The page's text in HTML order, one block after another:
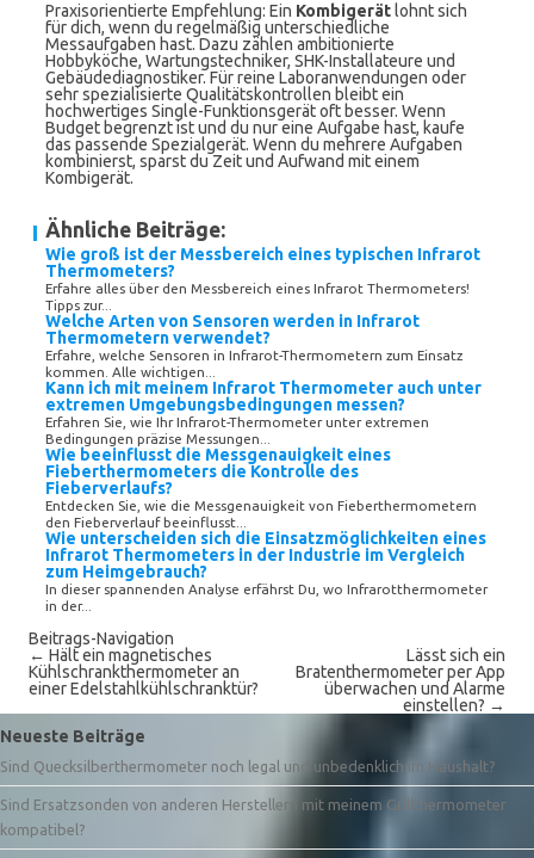
Praxisorientierte Empfehlung: Ein Kombigerät lohnt sich
für dich, wenn du regelmäßig unterschiedliche
Messaufgaben hast. Dazu zählen ambitionierte
Hobbyköche, Wartungstechniker, SHK-Installateure und
Gebäudediagnostiker. Für reine Laboranwendungen oder
sehr spezialisierte Qualitätskontrollen bleibt ein
hochwertiges Single-Funktionsgerät oft besser. Wenn
Budget begrenzt ist und du nur eine Aufgabe hast, kaufe
das passende Spezialgerät. Wenn du mehrere Aufgaben
kombinierst, sparst du Zeit und Aufwand mit einem
Kombigerät.
Ähnliche Beiträge:
Wie groß ist der Messbereich eines typischen Infrarot
Thermometers?
Erfahre alles über den Messbereich eines Infrarot Thermometers!
Tipps zur...
Welche Arten von Sensoren werden in Infrarot
Thermometern verwendet?
Erfahre, welche Sensoren in Infrarot-Thermometern zum Einsatz
kommen. Alle wichtigen...
Kann ich mit meinem Infrarot Thermometer auch unter
extremen Umgebungsbedingungen messen?
Erfahren Sie, wie Ihr Infrarot-Thermometer unter extremen
Bedingungen präzise Messungen...
Wie beeinflusst die Messgenauigkeit eines
Fieberthermometers die Kontrolle des
Fieberverlaufs?
Entdecken Sie, wie die Messgenauigkeit von Fieberthermometern
den Fieberverlauf beeinflusst...
Wie unterscheiden sich die Einsatzmöglichkeiten eines
Infrarot Thermometers in der Industrie im Vergleich
zum Heimgebrauch?
In dieser spannenden Analyse erfährst Du, wo Infrarotthermometer
in der...
Beitrags-Navigation
← Hält ein magnetisches
Kühlschrankthermometer an
einer Edelstahlkühlschranktür?
Lässt sich ein
Bratenthermometer per App
überwachen und Alarme
einstellen? →
Neueste Beiträge
Sind Quecksilberthermometer noch legal und unbedenklich im Haushalt?
Sind Ersatzsonden von anderen Herstellern mit meinem Grillthermometer
kompatibel?